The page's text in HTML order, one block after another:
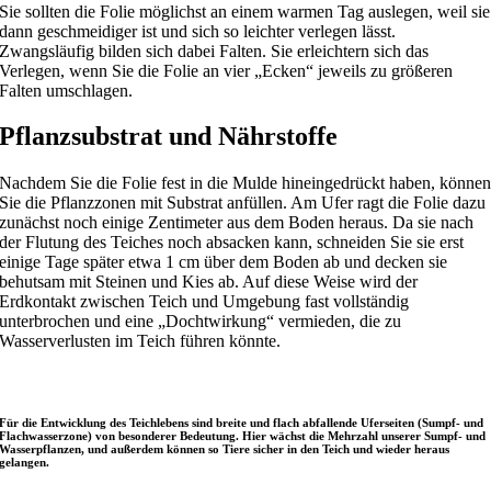
Sie sollten die Folie möglichst an einem warmen Tag auslegen, weil sie
dann geschmeidiger ist und sich so leichter verlegen lässt.
Zwangsläufig bilden sich dabei Falten. Sie erleichtern sich das
Verlegen, wenn Sie die Folie an vier „Ecken“ jeweils zu größeren
Falten umschlagen.
Pflanzsubstrat und Nährstoffe
Nachdem Sie die Folie fest in die Mulde hineingedrückt haben, können
Sie die Pflanzzonen mit Substrat anfüllen. Am Ufer ragt die Folie dazu
zunächst noch einige Zentimeter aus dem Boden heraus. Da sie nach
der Flutung des Teiches noch absacken kann, schneiden Sie sie erst
einige Tage später etwa 1 cm über dem Boden ab und decken sie
behutsam mit Steinen und Kies ab. Auf diese Weise wird der
Erdkontakt zwischen Teich und Umgebung fast vollständig
unterbrochen und eine „Dochtwirkung“ vermieden, die zu
Wasserverlusten im Teich führen könnte.
Für die Entwicklung des Teichlebens sind breite und flach abfallende Uferseiten (Sumpf- und
Flachwasserzone) von besonderer Bedeutung. Hier wächst die Mehrzahl unserer Sumpf- und
Wasserpflanzen, und außerdem können so Tiere sicher in den Teich und wieder heraus
gelangen.